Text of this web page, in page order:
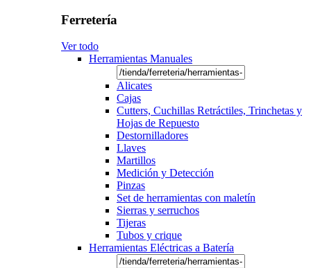
Ferretería
Ver todo
Herramientas Manuales
Alicates
Cajas
Cutters, Cuchillas Retráctiles, Trinchetas y
Hojas de Repuesto
Destornilladores
Llaves
Martillos
Medición y Detección
Pinzas
Set de herramientas con maletín
Sierras y serruchos
Tijeras
Tubos y crique
Herramientas Eléctricas a Batería